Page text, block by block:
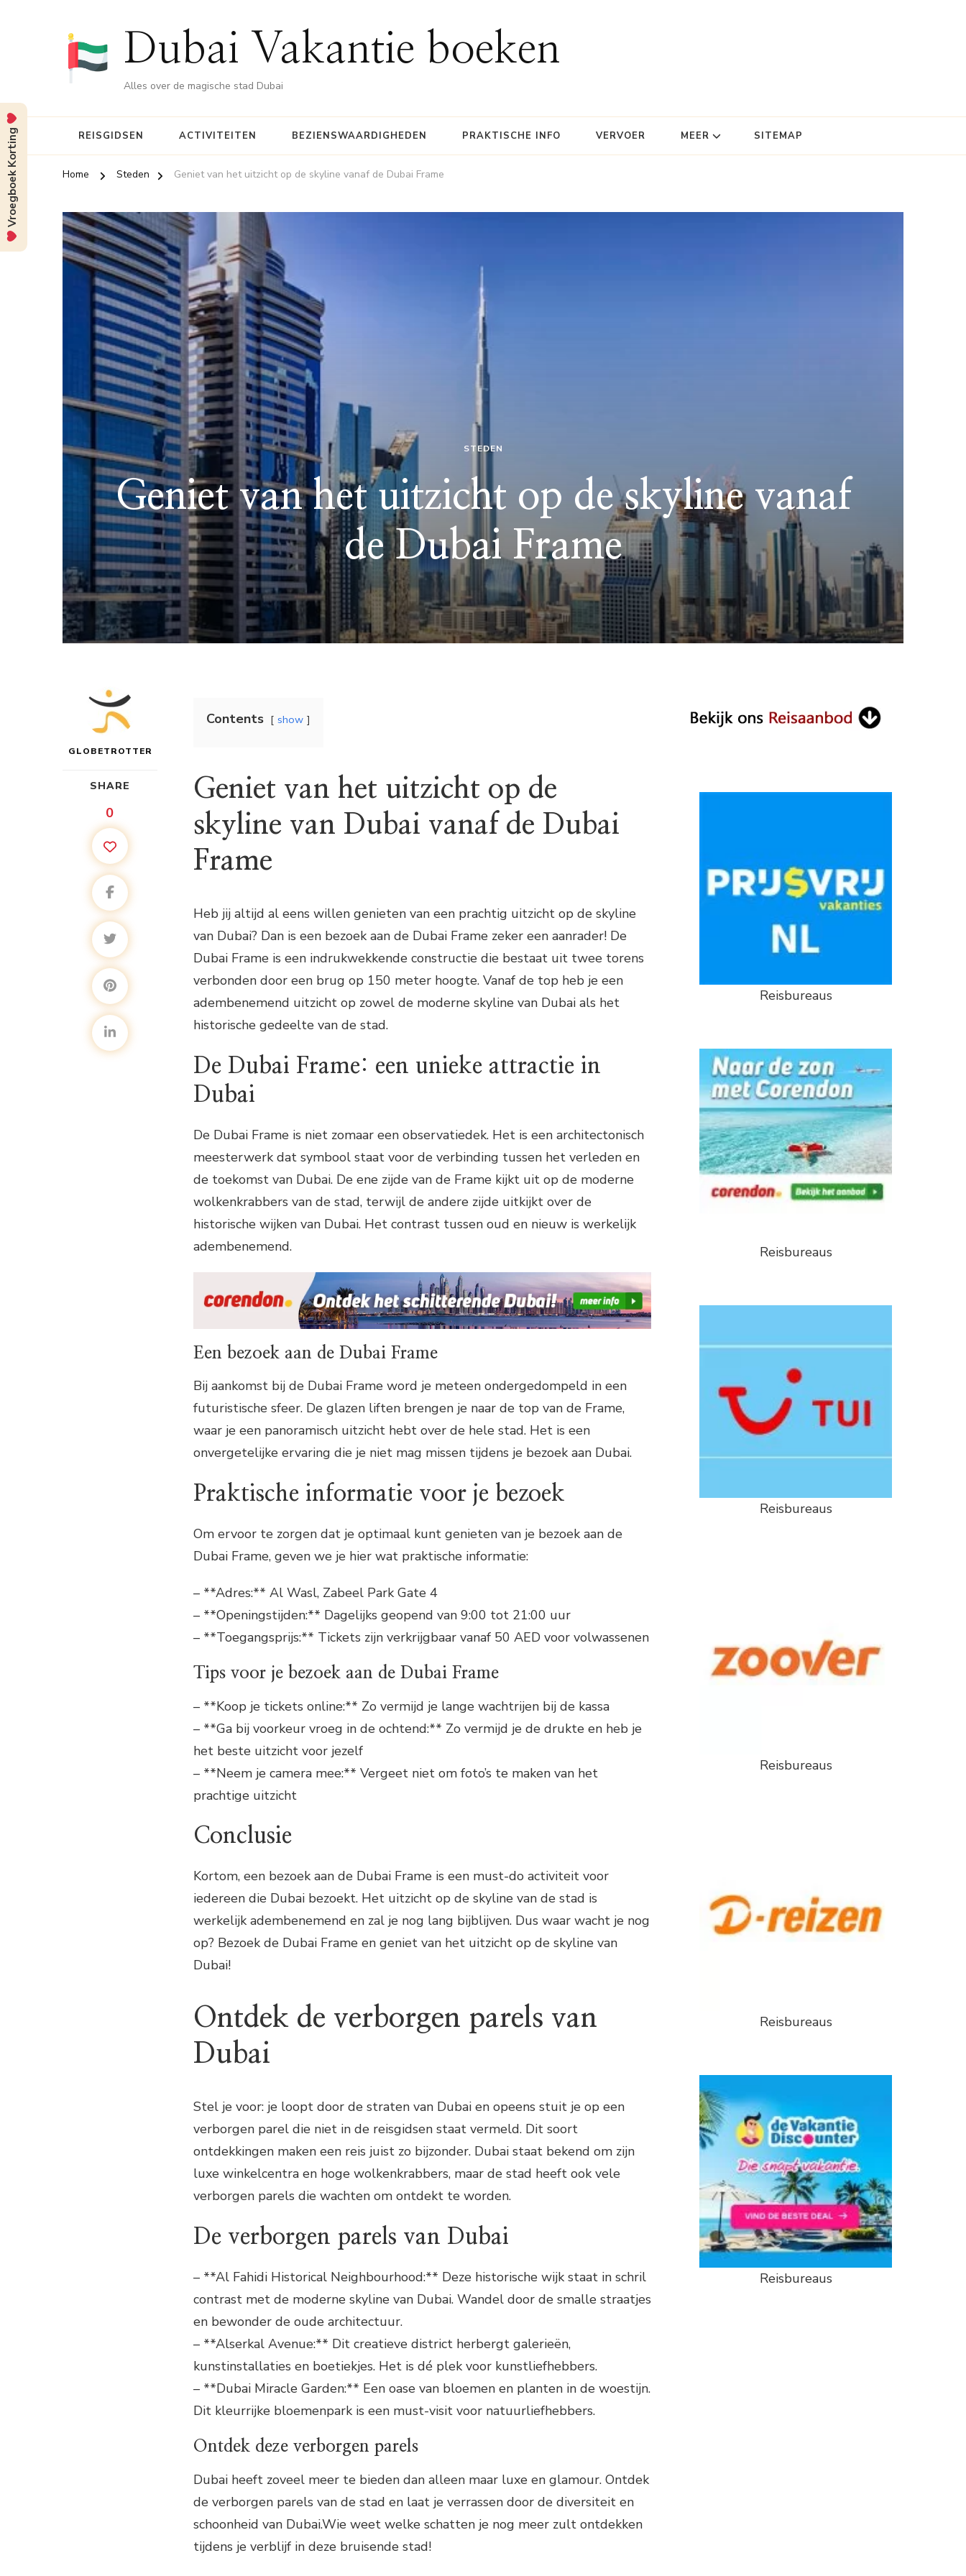
Dubai Vakantie boeken
Alles over de magische stad Dubai
REISGIDSEN ACTIVITEITEN BEZIENSWAARDIGHEDEN PRAKTISCHE INFO VERVOER MEER SITEMAP
Home Steden Geniet van het uitzicht op de skyline vanaf de Dubai Frame
STEDEN
Geniet van het uitzicht op de skyline vanaf
de Dubai Frame
GLOBETROTTER
SHARE
0
Contents show
Geniet van het uitzicht op de
skyline van Dubai vanaf de Dubai
Frame
Heb jij altijd al eens willen genieten van een prachtig uitzicht op de skyline
van Dubai? Dan is een bezoek aan de Dubai Frame zeker een aanrader! De
Dubai Frame is een indrukwekkende constructie die bestaat uit twee torens
verbonden door een brug op 150 meter hoogte. Vanaf de top heb je een
adembenemend uitzicht op zowel de moderne skyline van Dubai als het
historische gedeelte van de stad.
De Dubai Frame: een unieke attractie in
Dubai
De Dubai Frame is niet zomaar een observatiedek. Het is een architectonisch
meesterwerk dat symbool staat voor de verbinding tussen het verleden en
de toekomst van Dubai. De ene zijde van de Frame kijkt uit op de moderne
wolkenkrabbers van de stad, terwijl de andere zijde uitkijkt over de
historische wijken van Dubai. Het contrast tussen oud en nieuw is werkelijk
adembenemend.
Een bezoek aan de Dubai Frame
Bij aankomst bij de Dubai Frame word je meteen ondergedompeld in een
futuristische sfeer. De glazen liften brengen je naar de top van de Frame,
waar je een panoramisch uitzicht hebt over de hele stad. Het is een
onvergetelijke ervaring die je niet mag missen tijdens je bezoek aan Dubai.
Praktische informatie voor je bezoek
Om ervoor te zorgen dat je optimaal kunt genieten van je bezoek aan de
Dubai Frame, geven we je hier wat praktische informatie:
– **Adres:** Al Wasl, Zabeel Park Gate 4
– **Openingstijden:** Dagelijks geopend van 9:00 tot 21:00 uur
– **Toegangsprijs:** Tickets zijn verkrijgbaar vanaf 50 AED voor volwassenen
Tips voor je bezoek aan de Dubai Frame
– **Koop je tickets online:** Zo vermijd je lange wachtrijen bij de kassa
– **Ga bij voorkeur vroeg in de ochtend:** Zo vermijd je de drukte en heb je
het beste uitzicht voor jezelf
– **Neem je camera mee:** Vergeet niet om foto’s te maken van het
prachtige uitzicht
Conclusie
Kortom, een bezoek aan de Dubai Frame is een must-do activiteit voor
iedereen die Dubai bezoekt. Het uitzicht op de skyline van de stad is
werkelijk adembenemend en zal je nog lang bijblijven. Dus waar wacht je nog
op? Bezoek de Dubai Frame en geniet van het uitzicht op de skyline van
Dubai!
Ontdek de verborgen parels van
Dubai
Stel je voor: je loopt door de straten van Dubai en opeens stuit je op een
verborgen parel die niet in de reisgidsen staat vermeld. Dit soort
ontdekkingen maken een reis juist zo bijzonder. Dubai staat bekend om zijn
luxe winkelcentra en hoge wolkenkrabbers, maar de stad heeft ook vele
verborgen parels die wachten om ontdekt te worden.
De verborgen parels van Dubai
– **Al Fahidi Historical Neighbourhood:** Deze historische wijk staat in schril
contrast met de moderne skyline van Dubai. Wandel door de smalle straatjes
en bewonder de oude architectuur.
– **Alserkal Avenue:** Dit creatieve district herbergt galerieën,
kunstinstallaties en boetiekjes. Het is dé plek voor kunstliefhebbers.
– **Dubai Miracle Garden:** Een oase van bloemen en planten in de woestijn.
Dit kleurrijke bloemenpark is een must-visit voor natuurliefhebbers.
Ontdek deze verborgen parels
Dubai heeft zoveel meer te bieden dan alleen maar luxe en glamour. Ontdek
de verborgen parels van de stad en laat je verrassen door de diversiteit en
schoonheid van Dubai.Wie weet welke schatten je nog meer zult ontdekken
tijdens je verblijf in deze bruisende stad!
Reisbureaus
Reisbureaus
Reisbureaus
Reisbureaus
Reisbureaus
Reisbureaus
Vroegboek Korting